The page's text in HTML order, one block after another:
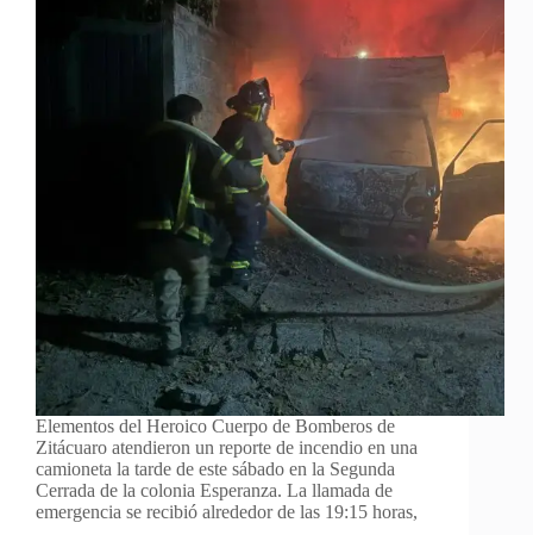
Elementos del Heroico Cuerpo de Bomberos de
Zitácuaro atendieron un reporte de incendio en una
camioneta la tarde de este sábado en la Segunda
Cerrada de la colonia Esperanza. La llamada de
emergencia se recibió alrededor de las 19:15 horas,